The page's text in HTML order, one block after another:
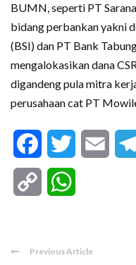
BUMN, seperti PT
bidang perbankan yakni
(BSI) dan PT Bank
mengalokasikan dana
digandeng pula mitra
perusahaan cat PT
FacebookTwitter
Copy
Previous Article